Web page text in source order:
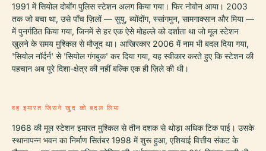
1991 में सियोल दोबोंग पुलिस स्टेशन अलग किया गया। फिर नोवोन आया। 2003
तक जो बचा था, उसे पाँच ज़िलों — सुयु, ब्योंदोंग, स्सांगमुन, सामगाक्सान और मिया —
में पुनर्गठित किया गया, जिनमें से हर एक ऐसे मोहल्ले को दर्शाता था जो मूल स्टेशन
खुलने के समय मुश्किल से मौजूद था। आखिरकार 2006 में नाम भी बदल दिया गया,
'सियोल नॉर्दर्न' से 'सियोल गंगबुक' कर दिया गया, यह स्वीकार करते हुए कि स्टेशन की
पहचान अब पूरे दिशा-क्षेत्र की नहीं बल्कि एक ही ज़िले की थी।
वह इमारत जिसने खुद को बदल लिया
1968 की मूल स्टेशन इमारत मुश्किल से तीन दशक से थोड़ा अधिक टिक पाई। उसके
स्थानापन्न भवन का निर्माण सितंबर 1998 में शुरू हुआ, एशियाई वित्तीय संकट के